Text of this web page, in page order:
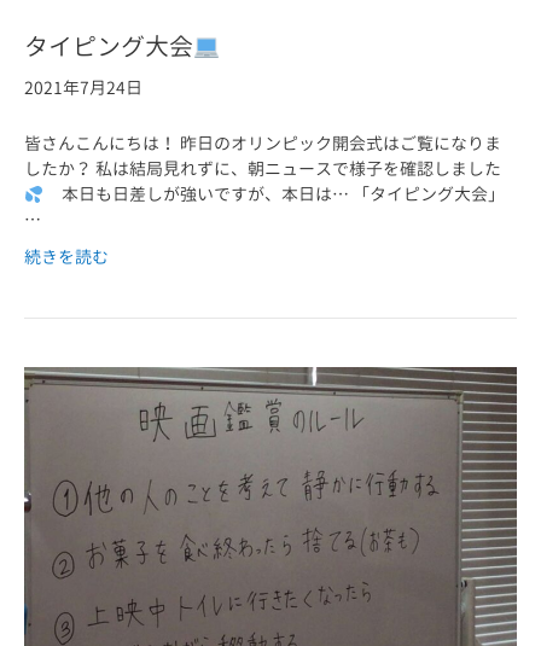
タイピング大会
2021年7月24日
皆さんこんにちは！ 昨日のオリンピック開会式はご覧になりま
したか？ 私は結局見れずに、朝ニュースで様子を確認しました
本日も日差しが強いですが、本日は… 「タイピング大会」
…
続きを読む